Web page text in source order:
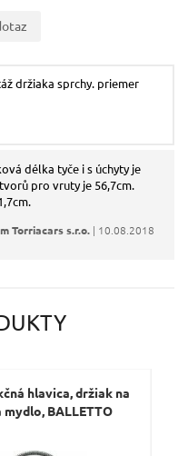
držiaka sprchy. priemer
délka tyče i s úchyty je
pro vruty je 56,7cm.
Torriacars s.r.o. | 10.08.2018
hlavica, držiak na
BALLETTO